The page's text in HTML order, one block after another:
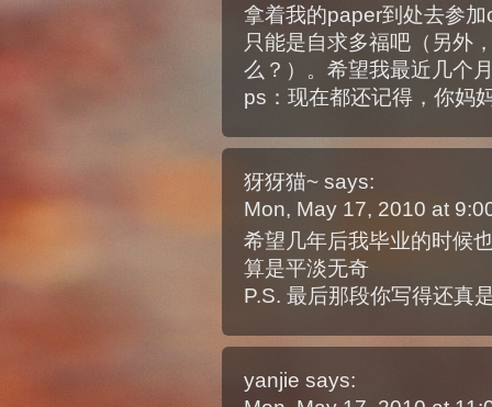
拿着我的paper到处去参
只能是自求多福吧（另外
么？）。希望我最近几个
ps：现在都还记得，你妈
犽犽猫~ says:
Mon, May 17, 2010 at
希望几年后我毕业的时候
算是平淡无奇
P.S. 最后那段你写得还真
yanjie says: